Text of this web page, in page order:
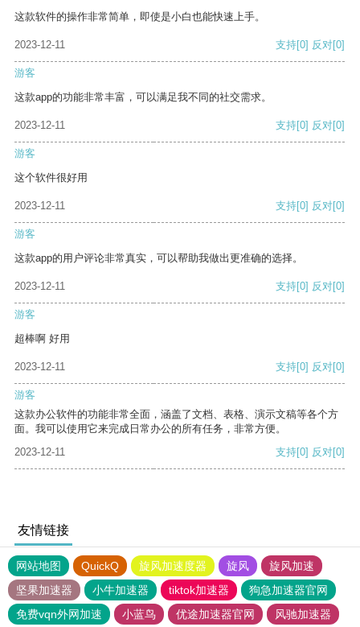
这款软件的操作非常简单，即使是小白也能快速上手。
2023-12-11 支持[0] 反对[0]
游客
这款app的功能非常丰富，可以满足我不同的社交需求。
2023-12-11 支持[0] 反对[0]
游客
这个软件很好用
2023-12-11 支持[0] 反对[0]
游客
这款app的用户评论非常真实，可以帮助我做出更准确的选择。
2023-12-11 支持[0] 反对[0]
游客
超棒啊 好用
2023-12-11 支持[0] 反对[0]
游客
这款办公软件的功能非常全面，涵盖了文档、表格、演示文稿等各个方
面。我可以使用它来完成日常办公的所有任务，非常方便。
2023-12-11
支持[0] 反对[0]
友情链接
网站地图 QuickQ 旋风加速度器 旋风
旋风加速
坚果加速器
小牛加速器 tiktok加速器
狗急加速器官网
免费vqn外网加速
小蓝鸟 优途加速器官网 风驰加速器